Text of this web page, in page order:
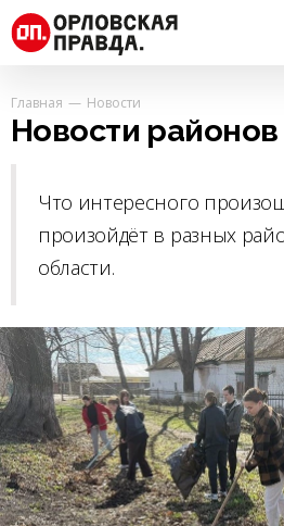
Главная Новости
Новости
Что интересного
произойдёт в разных
области.